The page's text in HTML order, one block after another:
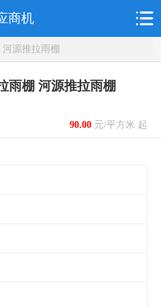
商机
源推拉雨棚
雨棚 河源推拉雨棚
90.00元/平方米 起